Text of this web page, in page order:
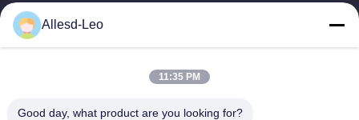
Pengalaman 16 tahun, Sebagai produsen dan pengekspor
produk ESD & Cleanroom terkemuka, kami menawarkan jajaran
Rumah
Produk
Allesd-Leo
11:35 PM
Good day, what product are you looking for?